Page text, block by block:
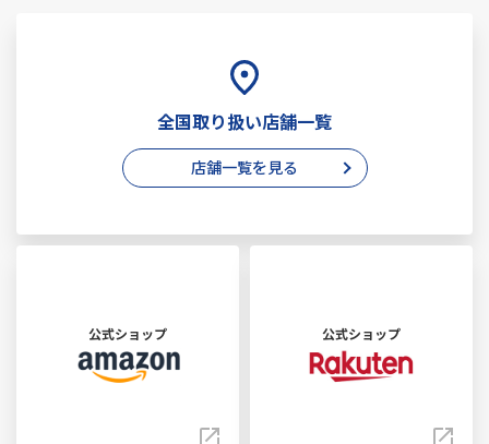
全国取り扱い店舗一覧
店舗一覧を見る
公式ショップ 公式ショップ